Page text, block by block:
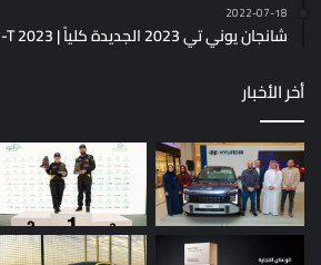
2022-07-18
شانجان يوني تي 2023 الجديدة كلياً | Changan UNI-T 2023
أخر الأخبار